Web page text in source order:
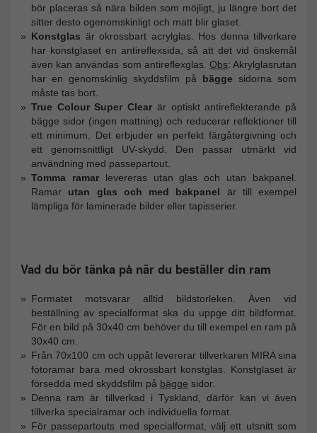
bör placeras så nära bilden som möjligt, ju längre bort det
sitter desto ogenomskinligt och matt blir glaset.
Konstglas är okrossbart acrylglas. Hos denna tillverkare
har konstglaset en antireflexsida, så att det vid önskemål
även kan användas som antireflexglas. Obs: Akrylglasrutan
har en genomskinlig skyddsfilm på bägge sidorna som
måste tas bort.
True Colour Super Clear är optiskt antireflekterande på
bägge sidor (ingen mattning) och reducerar reflektioner till
ett minimum. Det erbjuder en perfekt färgåtergivning och
ett genomsnittligt UV-skydd. Den passar utmärkt vid
användning med passepartout.
Tomma ramarlevereras utan glas och utan bakpanel.
Ramar utan glas och med bakpanel är till exempel
lämpliga för laminerade bilder eller tapisserier.
Vad du bör tänka på när du beställer din ram
Formatet motsvarar alltid bildstorleken. Även vid
beställning av specialformat ska du uppge ditt bildformat.
För en bild på 30x40 cm behöver du till exempel en ram på
30x40 cm.
Från 70x100 cm och uppåt levererar tillverkaren MIRA sina
fotoramar bara med okrossbart konstglas. Konstglaset är
försedda med skyddsfilm på bägge sidor.
Denna ram är tillverkad i Tyskland, därför kan vi även
tillverka specialramar och individuella format.
För passepartouts med specialformat, välj ett utsnitt som